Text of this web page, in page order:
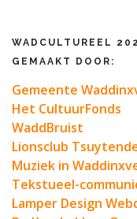
WADCULTUREEL
GEMAAKT DOOR:
Gemeente
Het CultuurFonds
WaddBruist
Lionsclub
Muziek in
Tekstueel-
Lamper Design